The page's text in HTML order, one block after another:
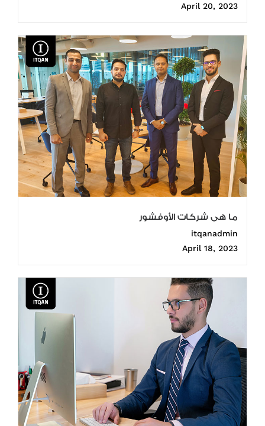
April 20, 2023
ما هى شركات الأوفشور
itqanadmin
April 18, 2023